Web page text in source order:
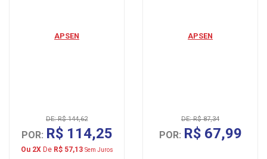
APSEN
DE: R$ 144,62
POR: R$ 114,25
Ou 2XDe R$ 57,13 Sem Juros
APSEN
DE: R$ 87,34
POR: R$ 67,99